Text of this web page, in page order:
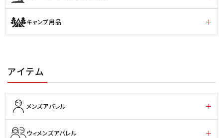
キャンプ用品
アイテム
メンズアパレル
ウィメンズアパレル